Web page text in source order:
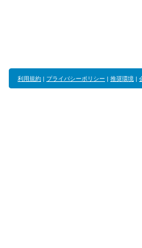
利用規約 | プライバシーポリシー | 推奨環境 |